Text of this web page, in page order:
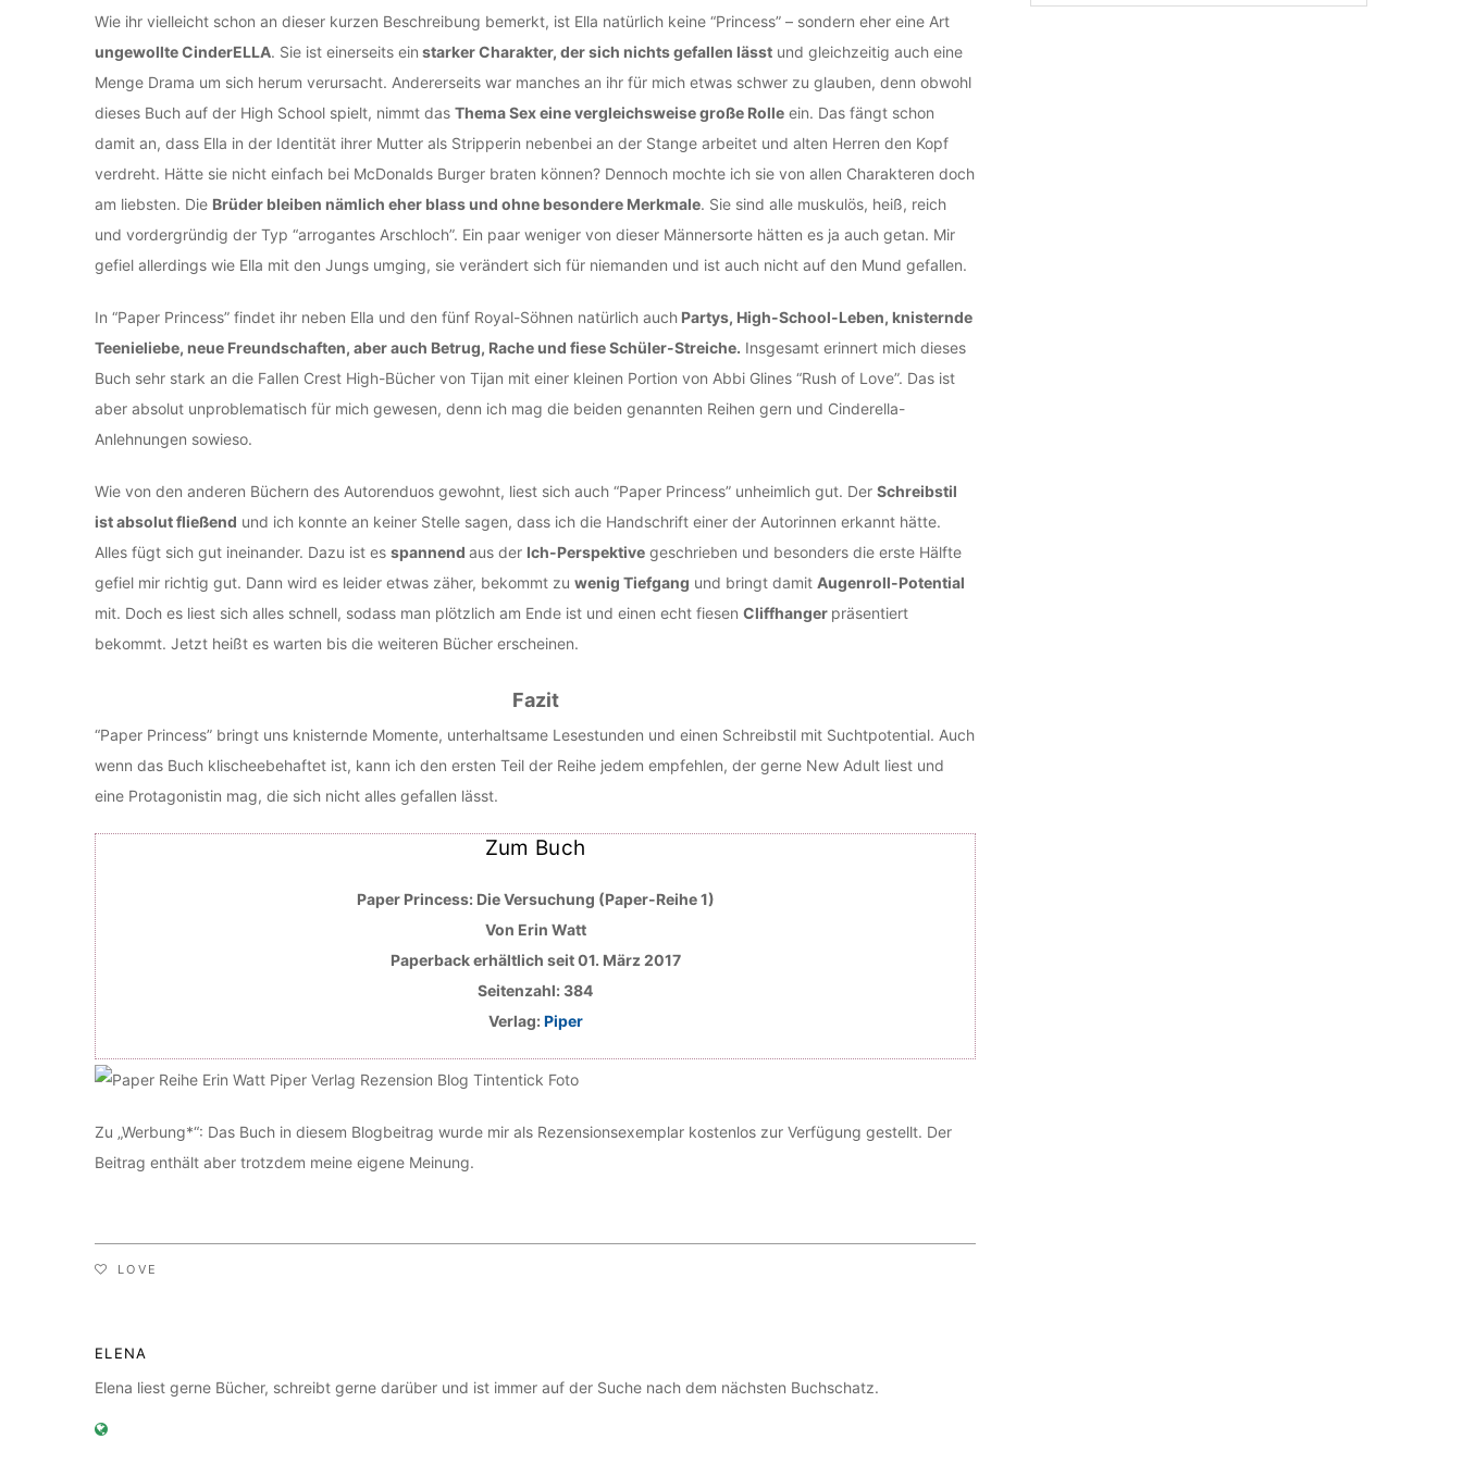
Wie ihr vielleicht schon an dieser kurzen Beschreibung bemerkt, ist Ella natürlich keine “Princess” – sondern eher eine Art
ungewollte CinderELLA. Sie ist einerseits ein starker Charakter, der sich nichts gefallen lässt und gleichzeitig auch eine
Menge Drama um sich herum verursacht. Andererseits war manches an ihr für mich etwas schwer zu glauben, denn obwohl
dieses Buch auf der High School spielt, nimmt das Thema Sex eine vergleichsweise große Rolle ein. Das fängt schon
damit an, dass Ella in der Identität ihrer Mutter als Stripperin nebenbei an der Stange arbeitet und alten Herren den Kopf
verdreht. Hätte sie nicht einfach bei McDonalds Burger braten können? Dennoch mochte ich sie von allen Charakteren doch
am liebsten. Die Brüder bleiben nämlich eher blass und ohne besondere Merkmale. Sie sind alle muskulös, heiß, reich
und vordergründig der Typ “arrogantes Arschloch”. Ein paar weniger von dieser Männersorte hätten es ja auch getan. Mir
gefiel allerdings wie Ella mit den Jungs umging, sie verändert sich für niemanden und ist auch nicht auf den Mund gefallen.
In “Paper Princess” findet ihr neben Ella und den fünf Royal-Söhnen natürlich auch Partys, High-School-Leben, knisternde
Teenieliebe, neue Freundschaften, aber auch Betrug, Rache und fiese Schüler-Streiche. Insgesamt erinnert mich dieses
Buch sehr stark an die Fallen Crest High-Bücher von Tijan mit einer kleinen Portion von Abbi Glines “Rush of Love”. Das ist
aber absolut unproblematisch für mich gewesen, denn ich mag die beiden genannten Reihen gern und Cinderella-
Anlehnungen sowieso.
Wie von den anderen Büchern des Autorenduos gewohnt, liest sich auch “Paper Princess” unheimlich gut. Der Schreibstil
ist absolut fließend und ich konnte an keiner Stelle sagen, dass ich die Handschrift einer der Autorinnen erkannt hätte.
Alles fügt sich gut ineinander. Dazu ist es spannend aus der Ich-Perspektive geschrieben und besonders die erste Hälfte
gefiel mir richtig gut. Dann wird es leider etwas zäher, bekommt zu wenig Tiefgang und bringt damit Augenroll-Potential
mit. Doch es liest sich alles schnell, sodass man plötzlich am Ende ist und einen echt fiesen Cliffhanger präsentiert
bekommt. Jetzt heißt es warten bis die weiteren Bücher erscheinen.
Fazit
“Paper Princess” bringt uns knisternde Momente, unterhaltsame Lesestunden und einen Schreibstil mit Suchtpotential. Auch
wenn das Buch klischeebehaftet ist, kann ich den ersten Teil der Reihe jedem empfehlen, der gerne New Adult liest und
eine Protagonistin mag, die sich nicht alles gefallen lässt.
Zum Buch
Paper Princess: Die Versuchung (Paper-Reihe 1)
Von Erin Watt
Paperback erhältlich seit 01. März 2017
Seitenzahl: 384
Verlag:Piper
Zu „Werbung*“: Das Buch in diesem Blogbeitrag wurde mir als Rezensionsexemplar kostenlos zur Verfügung gestellt. Der
Beitrag enthält aber trotzdem meine eigene Meinung.
LOVE
ELENA
Elena liest gerne Bücher, schreibt gerne darüber und ist immer auf der Suche nach dem nächsten Buchschatz.